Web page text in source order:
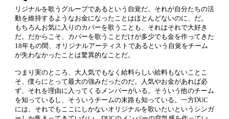
リジナルを歌うグループであるという自覚だ。それが自分たちの活
動を維持するようなお金になったことはほとんどないのに、だ。
もちろんお気に入りのカバーを歌うことも、それはそれで大好き
だ。だからこそ、カバーを歌うことだけが多少でも金を作ってきた
18年もの間、オリジナルアーティストであるという自覚をチーム
が失わなかったことは驚異的なことだ。
つまり実のところ、大人気でもなく給料らしい給料もないことこ
そ、僕らにとって最大の強みだったのだ。人気やお金があれば必
ず、それを理由に入ってくるメンバーがいる。そういう他のチーム
を知っているし、そういうチームの末路も知っている。一方DUC
には、それでもここにしかないオリジナルを歌いたいというシンガ